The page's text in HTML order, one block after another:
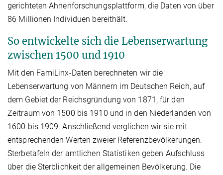
gerichteten Ahnenforschungsplattform, die Daten von über
86 Millionen Individuen bereithält.
So entwickelte sich die Lebenserwartung
zwischen 1500 und 1910
Mit den FamiLinx-Daten berechneten wir die
Lebenserwartung von Männern im Deutschen Reich, auf
dem Gebiet der Reichsgründung von 1871, für den
Zeitraum von 1500 bis 1910 und in den Niederlanden von
1600 bis 1909. Anschließend verglichen wir sie mit
entsprechenden Werten zweier Referenzbevölkerungen.
Sterbetafeln der amtlichen Statistiken geben Aufschluss
über die Sterblichkeit der allgemeinen Bevölkerung. Die